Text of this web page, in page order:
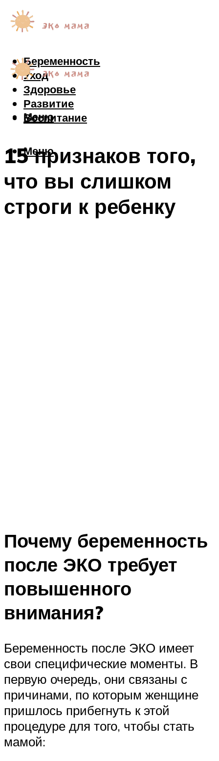
Беременность
Уход
Здоровье
Развитие
Воспитание
Меню
Меню
15 признаков того,
что вы слишком
строги к ребенку
Почему беременность
после ЭКО требует
повышенного
внимания?
Беременность после ЭКО имеет
свои специфические моменты. В
первую очередь, они связаны с
причинами, по которым женщине
пришлось прибегнуть к этой
процедуре для того, чтобы стать
мамой: